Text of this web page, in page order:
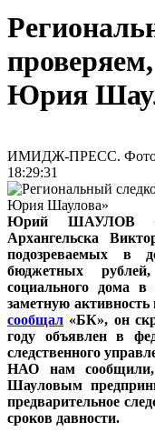
Юрия
ИМИДЖ-ПРЕСС. Фото
18:29:31
Юрий ШАУЛОВ —
Архангельска
подозреваемых в
бюджетных
социального дома в
заметную
сообщал «БК», он
году объявлен в
следственного
НАО нам
Шауловым
предварительное
сроков давности.